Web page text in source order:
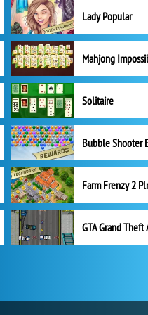
Lady Popular
Mahjong
Solitaire
GTA Grand Theft